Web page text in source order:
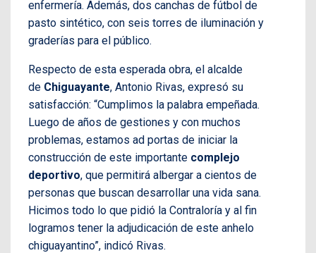
enfermería. Además, dos canchas de fútbol de
pasto sintético, con seis torres de iluminación y
graderías para el público.
Respecto de esta esperada obra, el alcalde
de Chiguayante, Antonio Rivas, expresó su
satisfacción: “Cumplimos la palabra empeñada.
Luego de años de gestiones y con muchos
problemas, estamos ad portas de iniciar la
construcción de este importante complejo
deportivo, que permitirá albergar a cientos de
personas que buscan desarrollar una vida sana.
Hicimos todo lo que pidió la Contraloría y al fin
logramos tener la adjudicación de este anhelo
chiguayantino”, indicó Rivas.